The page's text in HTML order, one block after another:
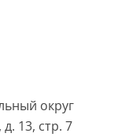
округ
13, стр. 7